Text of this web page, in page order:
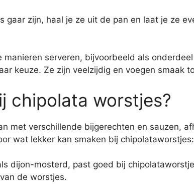
gaar zijn, haal je ze uit de pan en laat je ze
serveren, bijvoorbeeld als
keuze. Ze zijn veelzijdig en voegen smaak
chipolata worstjes?
met verschillende bijgerechten en sauzen,
wat lekker kan smaken bij chipolataworstjes:
dijon-mosterd, past goed bij
de worstjes.